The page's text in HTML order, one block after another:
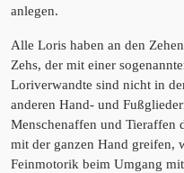
anlegen.
Alle Loris haben an den
Zehs, der mit einer
Loriverwandte sind nicht in
anderen Hand- und
Menschenaffen und Tieraffen
mit der ganzen Hand greifen,
Feinmotorik beim Umgang